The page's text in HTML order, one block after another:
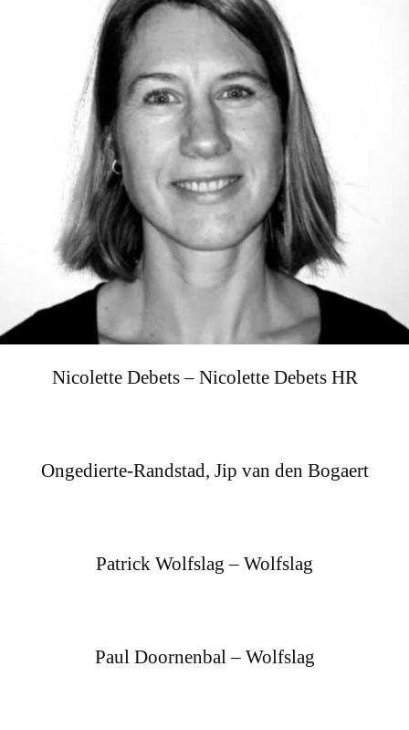
Nicolette Debets – Nicolette Debets HR
Ongedierte-Randstad, Jip van den Bogaert
Patrick Wolfslag – Wolfslag
Paul Doornenbal – Wolfslag